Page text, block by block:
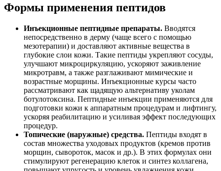
Формы применения пептидов
Инъекционные пептидные препараты. Вводятся
непосредственно в дерму (чаще всего с помощью
мезотерапии) и доставляют активные вещества в
глубокие слои кожи. Такие пептиды укрепляют сосуды,
улучшают микроциркуляцию, ускоряют заживление
микротравм, а также разглаживают мимические и
возрастные морщины. Инъекционные курсы часто
рассматривают как щадящую альтернативу уколам
ботулотоксина. Пептидные инъекции применяются для
подготовки кожи к аппаратным процедурам и лифтингу,
ускоряя реабилитацию и усиливая эффект последующих
процедур.
Топические (наружные) средства. Пептиды входят в
состав множества уходовых продуктов (кремов против
морщин, сывороток, масок и др.). В этих формулах они
стимулируют регенерацию клеток и синтез коллагена,